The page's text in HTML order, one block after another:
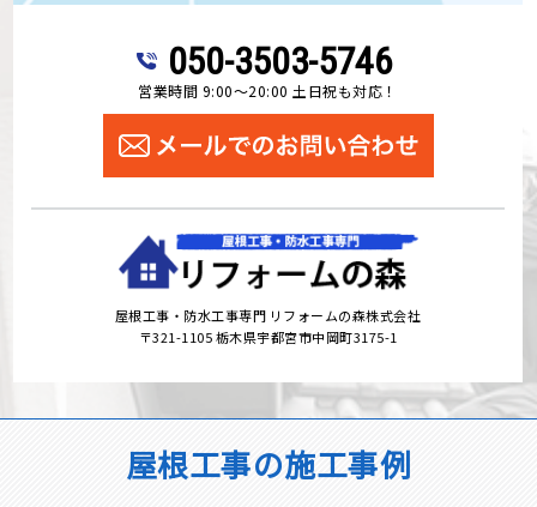
050-3503-5746
営業時間 9:00～20:00 土日祝も対応！
屋根工事・防水工事専門 リフォームの森株式会社
〒321-1105 栃木県宇都宮市中岡町3175-1
屋根工事の施工事例